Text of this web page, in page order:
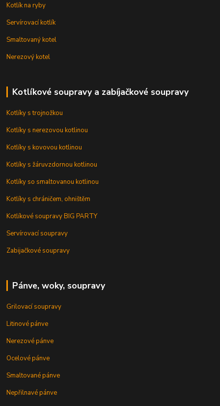
Kotlík na ryby
Servírovací kotlík
Smaltovaný kotel
Nerezový kotel
Kotlíkové soupravy a zabíjačkové soupravy
Kotlíky s trojnožkou
Kotlíky s nerezovou kotlinou
Kotlíky s kovovou kotlinou
Kotlíky s žáruvzdornou kotlinou
Kotlíky so smaltovanou kotlinou
Kotlíky s chráničem, ohništěm
Kotlíkové soupravy BIG PARTY
Servírovací soupravy
Zabijačkové soupravy
Pánve, woky, soupravy
Grilovací soupravy
Litinové pánve
Nerezové pánve
Ocelové pánve
Smaltované pánve
Nepřilnavé pánve